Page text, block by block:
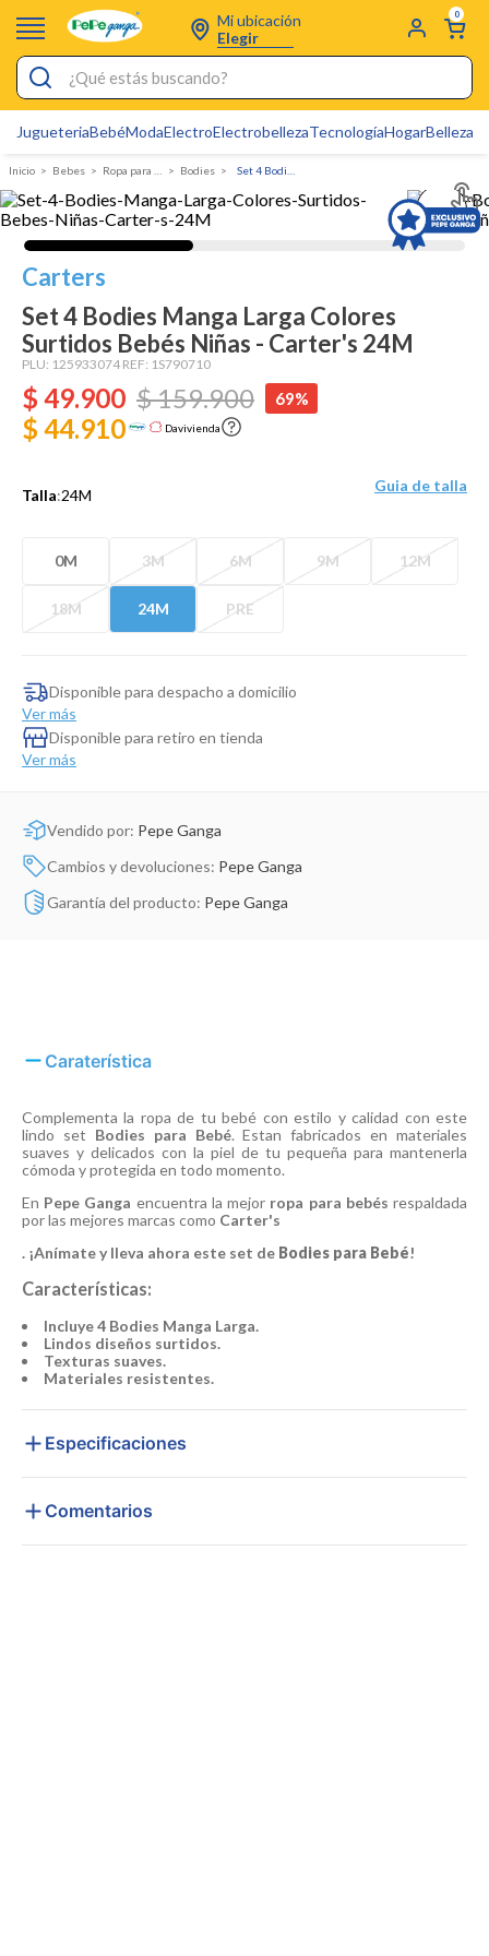
Mi ubicación
Elegir
0
¿Qué estás buscando?
JugueteriaBebéModaElectroElectrobellezaTecnologíaHogarBelleza
Bebes Ropa para bebé Bodies
Carters
Set 4 Bodies Manga Larga Colores
Surtidos Bebés Niñas - Carter's 24M
PLU: 125933074 REF: 1S790710
$ 49.900 $159.900 69%
$ 44.910 Davivienda
Talla:24M
Guia de talla
0M 3M 6M 9M 12M
18M 24M PRE
Disponible para despacho a domicilio
Ver más
Disponible para retiro en tienda
Ver más
Vendido por: Pepe Ganga
Cambios y devoluciones: Pepe Ganga
Garantía del producto: Pepe Ganga
Caraterística
Complementa la ropa de tu bebé con estilo y calidad con este
lindo set Bodies para Bebé. Estan fabricados en materiales
suaves y delicados con la piel de tu pequeña para mantenerla
cómoda y protegida en todo momento.
En Pepe Ganga encuentra la mejor ropa para bebés respaldada
por las mejores marcas como Carter's
. ¡Anímate y lleva ahora este set de Bodies para Bebé!
Características:
Incluye 4 Bodies Manga Larga.
Lindos diseños surtidos.
Texturas suaves.
Materiales resistentes.
Especificaciones
Comentarios
Pijamas
Electro
Figuras Toy Story
Carters
Silla Mecedora Bebé
Cuna Colecho
Dinosaurio Juguete